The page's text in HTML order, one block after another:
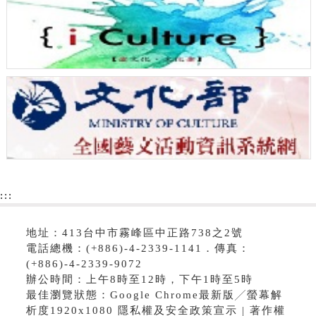
:::
地址：413台中市霧峰區中正路738之2號
電話總機：(+886)-4-2339-1141．傳真：
(+886)-4-2339-9072
辦公時間：上午8時至12時，下午1時至5時
最佳瀏覽狀態：Google Chrome最新版╱螢幕解
析度1920x1080 隱私權及安全政策宣示 | 著作權